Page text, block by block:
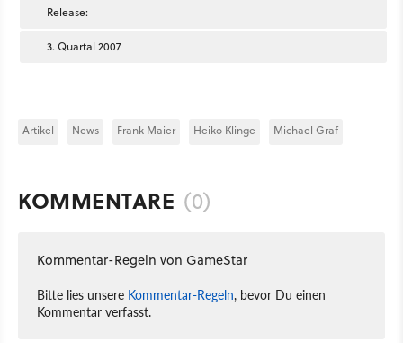
Release:
3. Quartal 2007
Artikel News Frank Maier Heiko Klinge Michael Graf
KOMMENTARE (0)
Kommentar-Regeln von GameStar
Bitte lies unsere Kommentar-Regeln, bevor Du einen
Kommentar verfasst.